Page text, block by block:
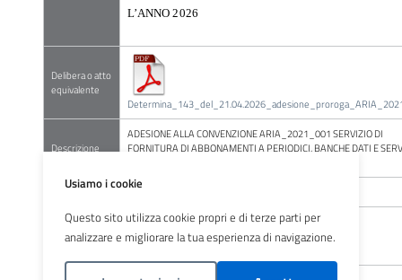
L’ANNO 2026
Delibera o atto
equivalente
Descrizione
ADESIONE ALLA CONVENZIONE ARIA_2021_001 SERVIZIO DI
FORNITURA DI ABBONAMENTI A PERIODICI, BANCHE DATI E
Tipo Bando
09 Avviso sui bandi delle procedure di affidamento
Codice
Identificativo
Z513A452CA
Usiamo i cookie
Questo sito utilizza cookie propri e di terze parti per
analizzare e migliorare la tua esperienza di navigazione.